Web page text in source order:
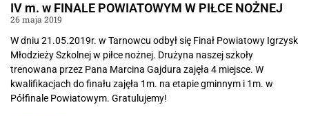
IV m. w FINALE POWIATOWYM W PIŁCE NOŻNEJ
26 maja 2019
W dniu 21.05.2019r. w Tarnowcu odbył się Finał Powiatowy Igrzysk
Młodzieży Szkolnej w piłce nożnej. Drużyna naszej szkoły
trenowana przez Pana Marcina Gajdura zajęła 4 miejsce. W
kwalifikacjach do finału zajęła 1m. na etapie gminnym i 1m. w
Półfinale Powiatowym. Gratulujemy!